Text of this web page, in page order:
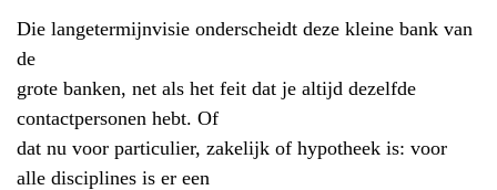
Die langetermijnvisie onderscheidt deze kleine bank van
de
grote banken, net als het feit dat je altijd dezelfde
contactpersonen hebt. Of
dat nu voor particulier, zakelijk of hypotheek is: voor
alle disciplines is er een